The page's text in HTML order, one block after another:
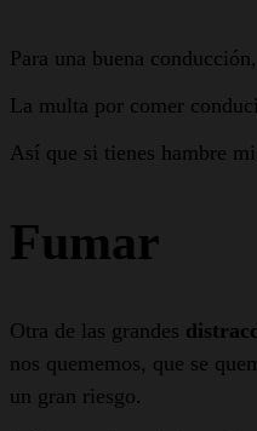
Para una buena
La multa por comer
Así que si tienes hambre
Fumar
Otra de las grandes
nos quememos, que se
un gran riesgo.